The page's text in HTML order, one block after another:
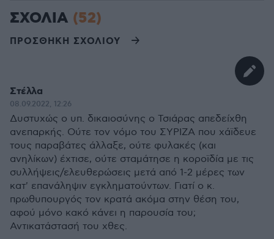
ΣΧΟΛΙΑ (52)
ΠΡΟΣΘΗΚΗ ΣΧΟΛΙΟΥ
Στέλλα
08.09.2022, 12:26
Δυστυχώς ο υπ. δικαιοσύνης ο Τσιάρας απεδείχθη
ανεπαρκής. Ούτε τον νόμο του ΣΥΡΙΖΑ που χάϊδευε
τους παραβάτες άλλαξε, ούτε φυλακές (και
ανηλίκων) έχτισε, ούτε σταμάτησε η κοροϊδία με τις
συλλήψεις/ελευθερώσεις μετά από 1-2 μέρες των
κατ' επανάληψιν εγκληματούντων. Γιατί ο κ.
πρωθυπουργός τον κρατά ακόμα στην θέση του,
αφού μόνο κακό κάνει η παρουσία του;
Αντικατάστασή του χθες.